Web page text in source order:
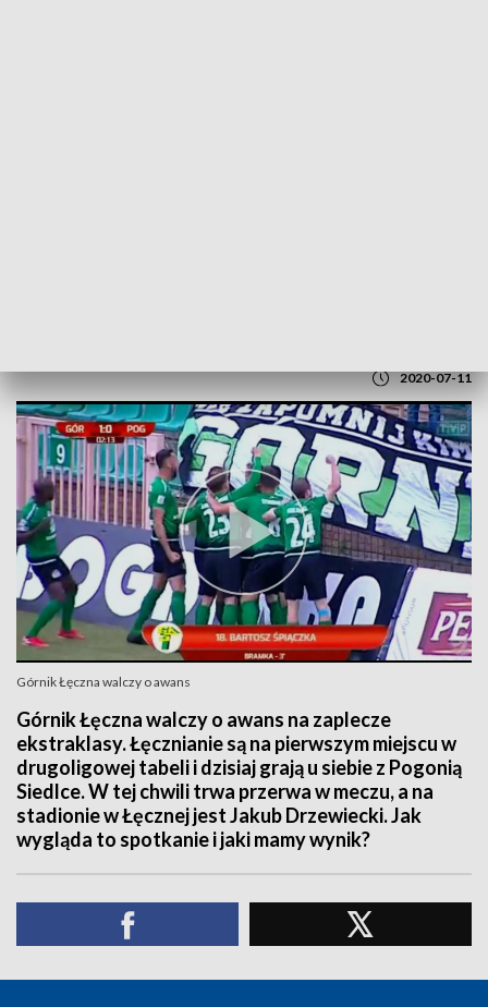
2020-07-11
Górnik Łęczna walczy o awans
Górnik Łęczna walczy o awans na zaplecze
ekstraklasy. Łęcznianie są na pierwszym miejscu w
drugoligowej tabeli i dzisiaj grają u siebie z Pogonią
Siedlce. W tej chwili trwa przerwa w meczu, a na
stadionie w Łęcznej jest Jakub Drzewiecki. Jak
wygląda to spotkanie i jaki mamy wynik?